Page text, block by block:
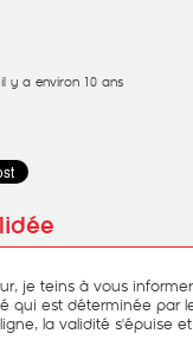
il y a environ 10 ans
je teins à vous
qui est déterminée par
la validité s'épuise